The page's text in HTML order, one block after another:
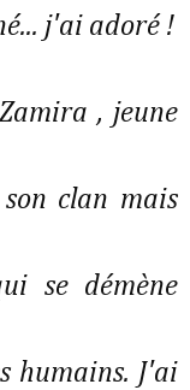
j'ai adoré !
, jeune
clan mais
se démène
humains. J'ai